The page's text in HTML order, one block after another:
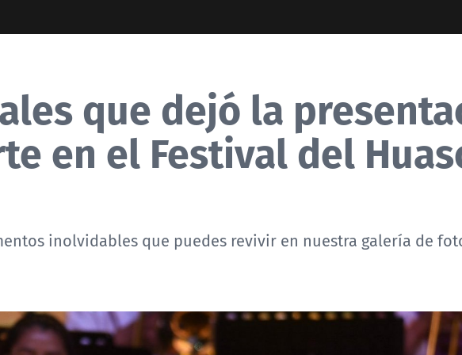
que dejó la
en el Festival del
inolvidables que puedes revivir en nuestra galería de